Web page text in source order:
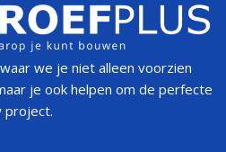
we je niet alleen voorzien
je ook helpen om de perfecte
project.